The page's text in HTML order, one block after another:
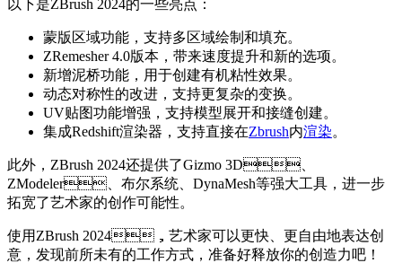
以下是ZBrush 2024的一些亮点：
蒙版区域功能，支持多区域绘制和填充。
ZRemesher 4.0版本，带来速度提升和新的选项。
新增泥桥功能，用于创建有机粘性效果。
动态对称性的改进，支持更复杂的变换。
UV贴图功能增强，支持模型展开和接缝创建。
集成Redshift渲染器，支持直接在Zbrush内渲染。
此外，ZBrush 2024还提供了Gizmo 3D、
ZModeler、布尔系统、DynaMesh等强大工具，进一步
拓宽了艺术家的创作可能性。
使用ZBrush 2024，艺术家可以更快、更自由地表达创
意，发现前所未有的工作方式，准备好释放你的创造力吧！